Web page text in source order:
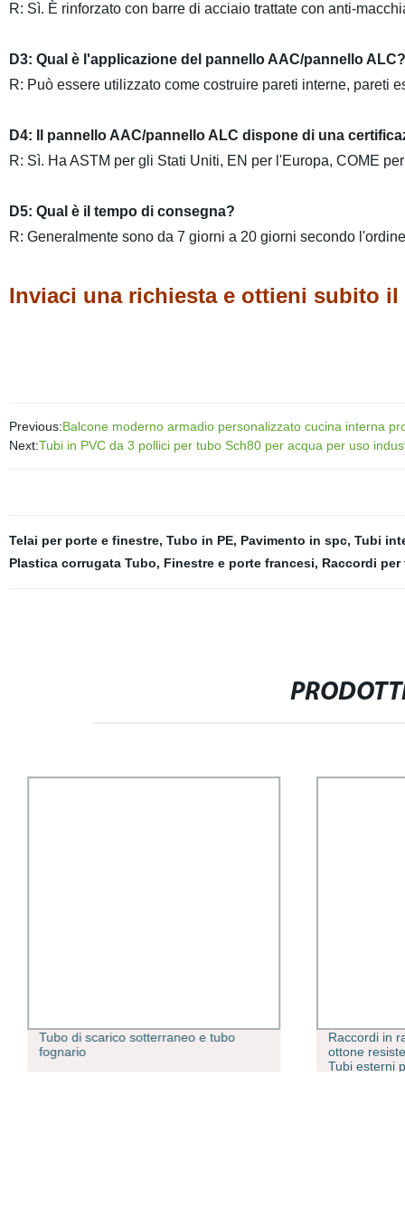
R: Sì. È rinforzato con barre di acciaio trattate con anti-
D3: Qual è l'applicazione del pannello AAC/pannello ALC?
R: Può essere utilizzato come costruire pareti interne, pareti
D4: Il pannello AAC/pannello ALC dispone di una
R: Sì. Ha ASTM per gli Stati Uniti, EN per l'Europa, COME
D5: Qual è il tempo di consegna?
R: Generalmente sono da 7 giorni a 20 giorni secondo
Inviaci una richiesta e ottieni subito
Previous:Balcone moderno armadio personalizzato cucina interna
Next:Tubi in PVC da 3 pollici per tubo Sch80 per acqua per uso
Telai per porte e finestre, Tubo in PE, Pavimento in spc, Tubi
Plastica corrugata Tubo, Finestre e porte francesi, Raccordi per
Tubo di scarico sotterraneo e tubo
fognario
Raccordi in
ottone
Tubi esterni